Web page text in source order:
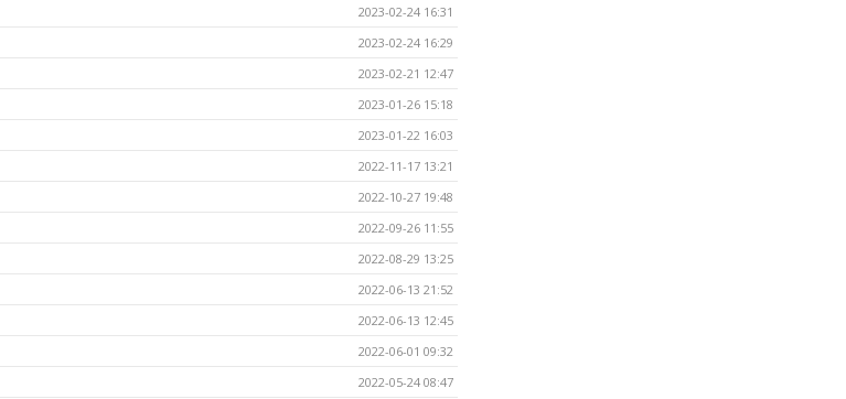
2023-02-24 16:31
2023-02-24 16:29
2023-02-21 12:47
2023-01-26 15:18
2023-01-22 16:03
2022-11-17 13:21
2022-10-27 19:48
2022-09-26 11:55
2022-08-29 13:25
2022-06-13 21:52
2022-06-13 12:45
2022-06-01 09:32
2022-05-24 08:47